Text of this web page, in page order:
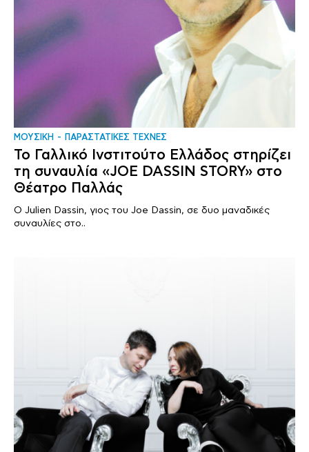
ΜΟΥΣΙΚΗ ΠΑΡΑΣΤΑΤΙΚΕΣ ΤΕΧΝΕΣ
Το Γαλλικό Ινστιτούτο Ελλάδος στηρίζει
τη συναυλία «JOE DASSIN STORY» στο
Θέατρο Παλλάς
Ο Julien Dassin, γιος του Joe Dassin, σε δυο μαναδικές
συναυλίες στο..